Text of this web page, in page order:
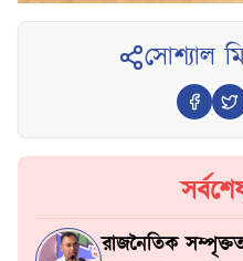
সোশ্যাল
রাজনৈতিক